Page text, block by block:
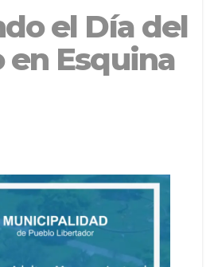
el Día del
Esquina